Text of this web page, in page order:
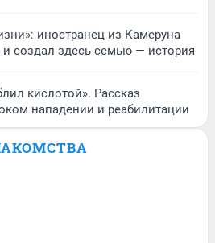
иностранец из Камеруна
и создал здесь семью — история
кислотой». Рассказ
нападении и реабилитации